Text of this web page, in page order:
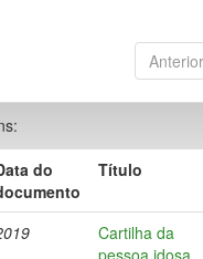
Anterior
do
Título
Cartilha da
pessoa idosa